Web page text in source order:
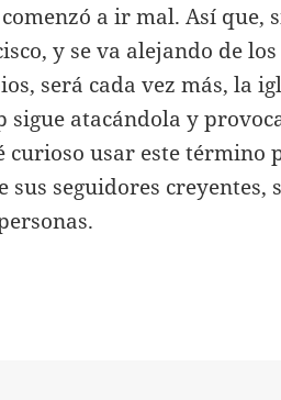
a ir mal. Así que,
y se va alejando de
será cada vez más, la
sigue atacándola y
curioso usar este término
seguidores creyentes,